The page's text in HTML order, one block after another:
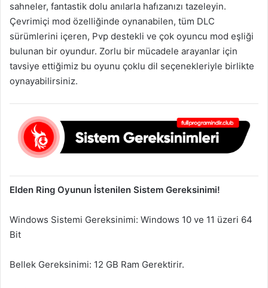
sahneler, fantastik dolu anılarla hafızanızı tazeleyin.
Çevrimiçi mod özelliğinde oynanabilen, tüm DLC
sürümlerini içeren, Pvp destekli ve çok oyuncu mod eşliği
bulunan bir oyundur. Zorlu bir mücadele arayanlar için
tavsiye ettiğimiz bu oyunu çoklu dil seçenekleriyle birlikte
oynayabilirsiniz.
Elden Ring Oyunun İstenilen Sistem Gereksinimi!
Windows Sistemi Gereksinimi: Windows 10 ve 11 üzeri 64
Bit
Bellek Gereksinimi: 12 GB Ram Gerektirir.